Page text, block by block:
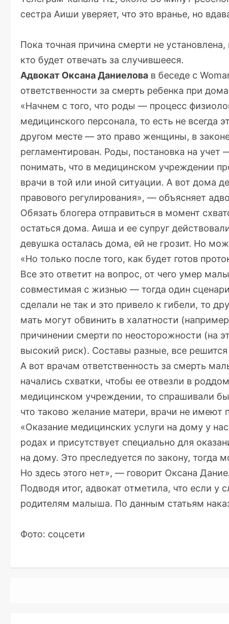
сестра Аиши уверяет, что это вранье, но
Пока точная причина смерти не
кто будет отвечать за случившееся.
Адвокат Оксана Даниелова в беседе с
ответственности за смерть ребенка при
«Начнем с того, что роды — процесс
медицинского персонала, то есть не всегда
другом месте — это право женщины, в
регламентирован. Роды, постановка на учет
понимать, что в медицинском учреждении
врачи в той или иной ситуации. А вот дома
правового регулирования», — объясняет
Обязать блогера отправиться в момент
остаться дома. Аиша и ее супруг
девушка осталась дома, ей не грозит. Но
«Но только после того, как будет готов
Все это ответит на вопрос, от чего умер
совместимая с жизнью — тогда один
сделали не так и это привело к гибели, то
мать могут обвинить в халатности
причинении смерти по неосторожности (на
высокий риск). Составы разные, все
А вот врачам ответственность за смерть
начались схватки, чтобы ее отвезли в
медицинском учреждении, то спрашивали
что таково желание матери, врачи не имеют
«Оказание медицинских услуги на дому у
родах и присутствует специально для
на дому. Это преследуется по закону, тогда
Но здесь этого нет», — говорит Оксана
Подводя итог, адвокат отметила, что если у
родителям малыша. По данным статьям
Фото: соцсети